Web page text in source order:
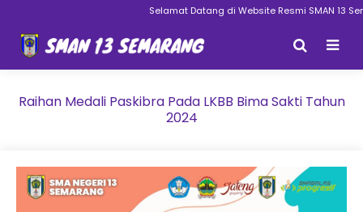
Selamat Datang di Website Resmi SMAN 13
Raihan Medali Paskibra Pada LKBB Bima Sakti Tahun
2024